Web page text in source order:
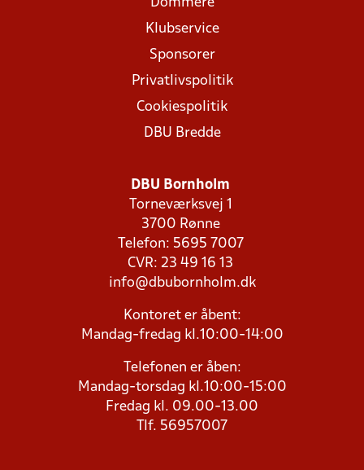
Dommere
Klubservice
Sponsorer
Privatlivspolitik
Cookiespolitik
DBU Bredde
DBU Bornholm
Torneværksvej 1
3700 Rønne
Telefon: 5695 7007
CVR: 23 49 16 13
info@dbubornholm.dk
Kontoret er åbent:
Mandag-fredag kl.10:00-14:00
Telefonen er åben:
Mandag-torsdag kl.10:00-15:00
Fredag kl. 09.00-13.00
Tlf. 56957007